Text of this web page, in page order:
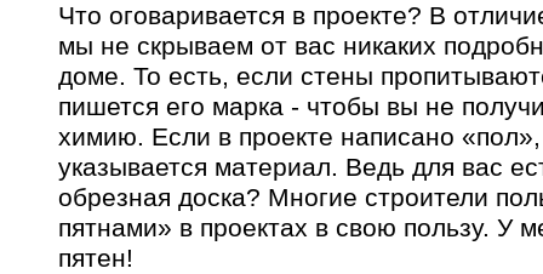
Что оговаривается в проекте? В
мы не скрываем от вас никаких
доме. То есть, если стены
пишется его марка - чтобы вы не
химию. Если в проекте написано
указывается материал. Ведь для вас
обрезная доска? Многие строители
пятнами» в проектах в свою пользу. У
пятен!